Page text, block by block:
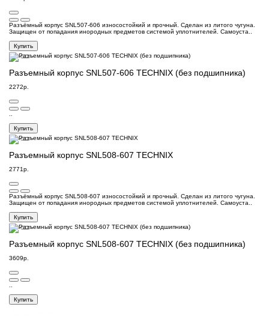
Разъёмный корпус SNL507-606 износостойкий и прочный. Сделан из литого чугуна.
Защищен от попадания инородных предметов системой уплотнителей. Самоуста..
Купить
Разъемный корпус SNL507-606 TECHNIX (без подшипника)
2272р.
Купить
Разъемный корпус SNL508-607 TECHNIX
2771р.
Разъёмный корпус SNL508-607 износостойкий и прочный. Сделан из литого чугуна.
Защищен от попадания инородных предметов системой уплотнителей. Самоуста..
Купить
Разъемный корпус SNL508-607 TECHNIX (без подшипника)
3609р.
Купить